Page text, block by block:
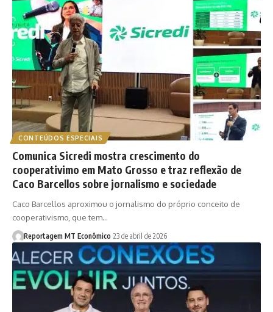
CONTEÚDOS ESPECIAIS
Comunica Sicredi mostra crescimento do
cooperativimo em Mato Grosso e traz reflexão de
Caco Barcellos sobre jornalismo e sociedade
Caco Barcellos aproximou o jornalismo do próprio conceito de
cooperativismo, que tem…
Reportagem MT Econômico 23 de abril de 2026